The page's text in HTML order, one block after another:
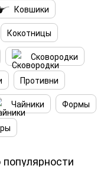
Ковшики
Кокотницы
Сковородки
Противни
Чайники
Формы
популярности